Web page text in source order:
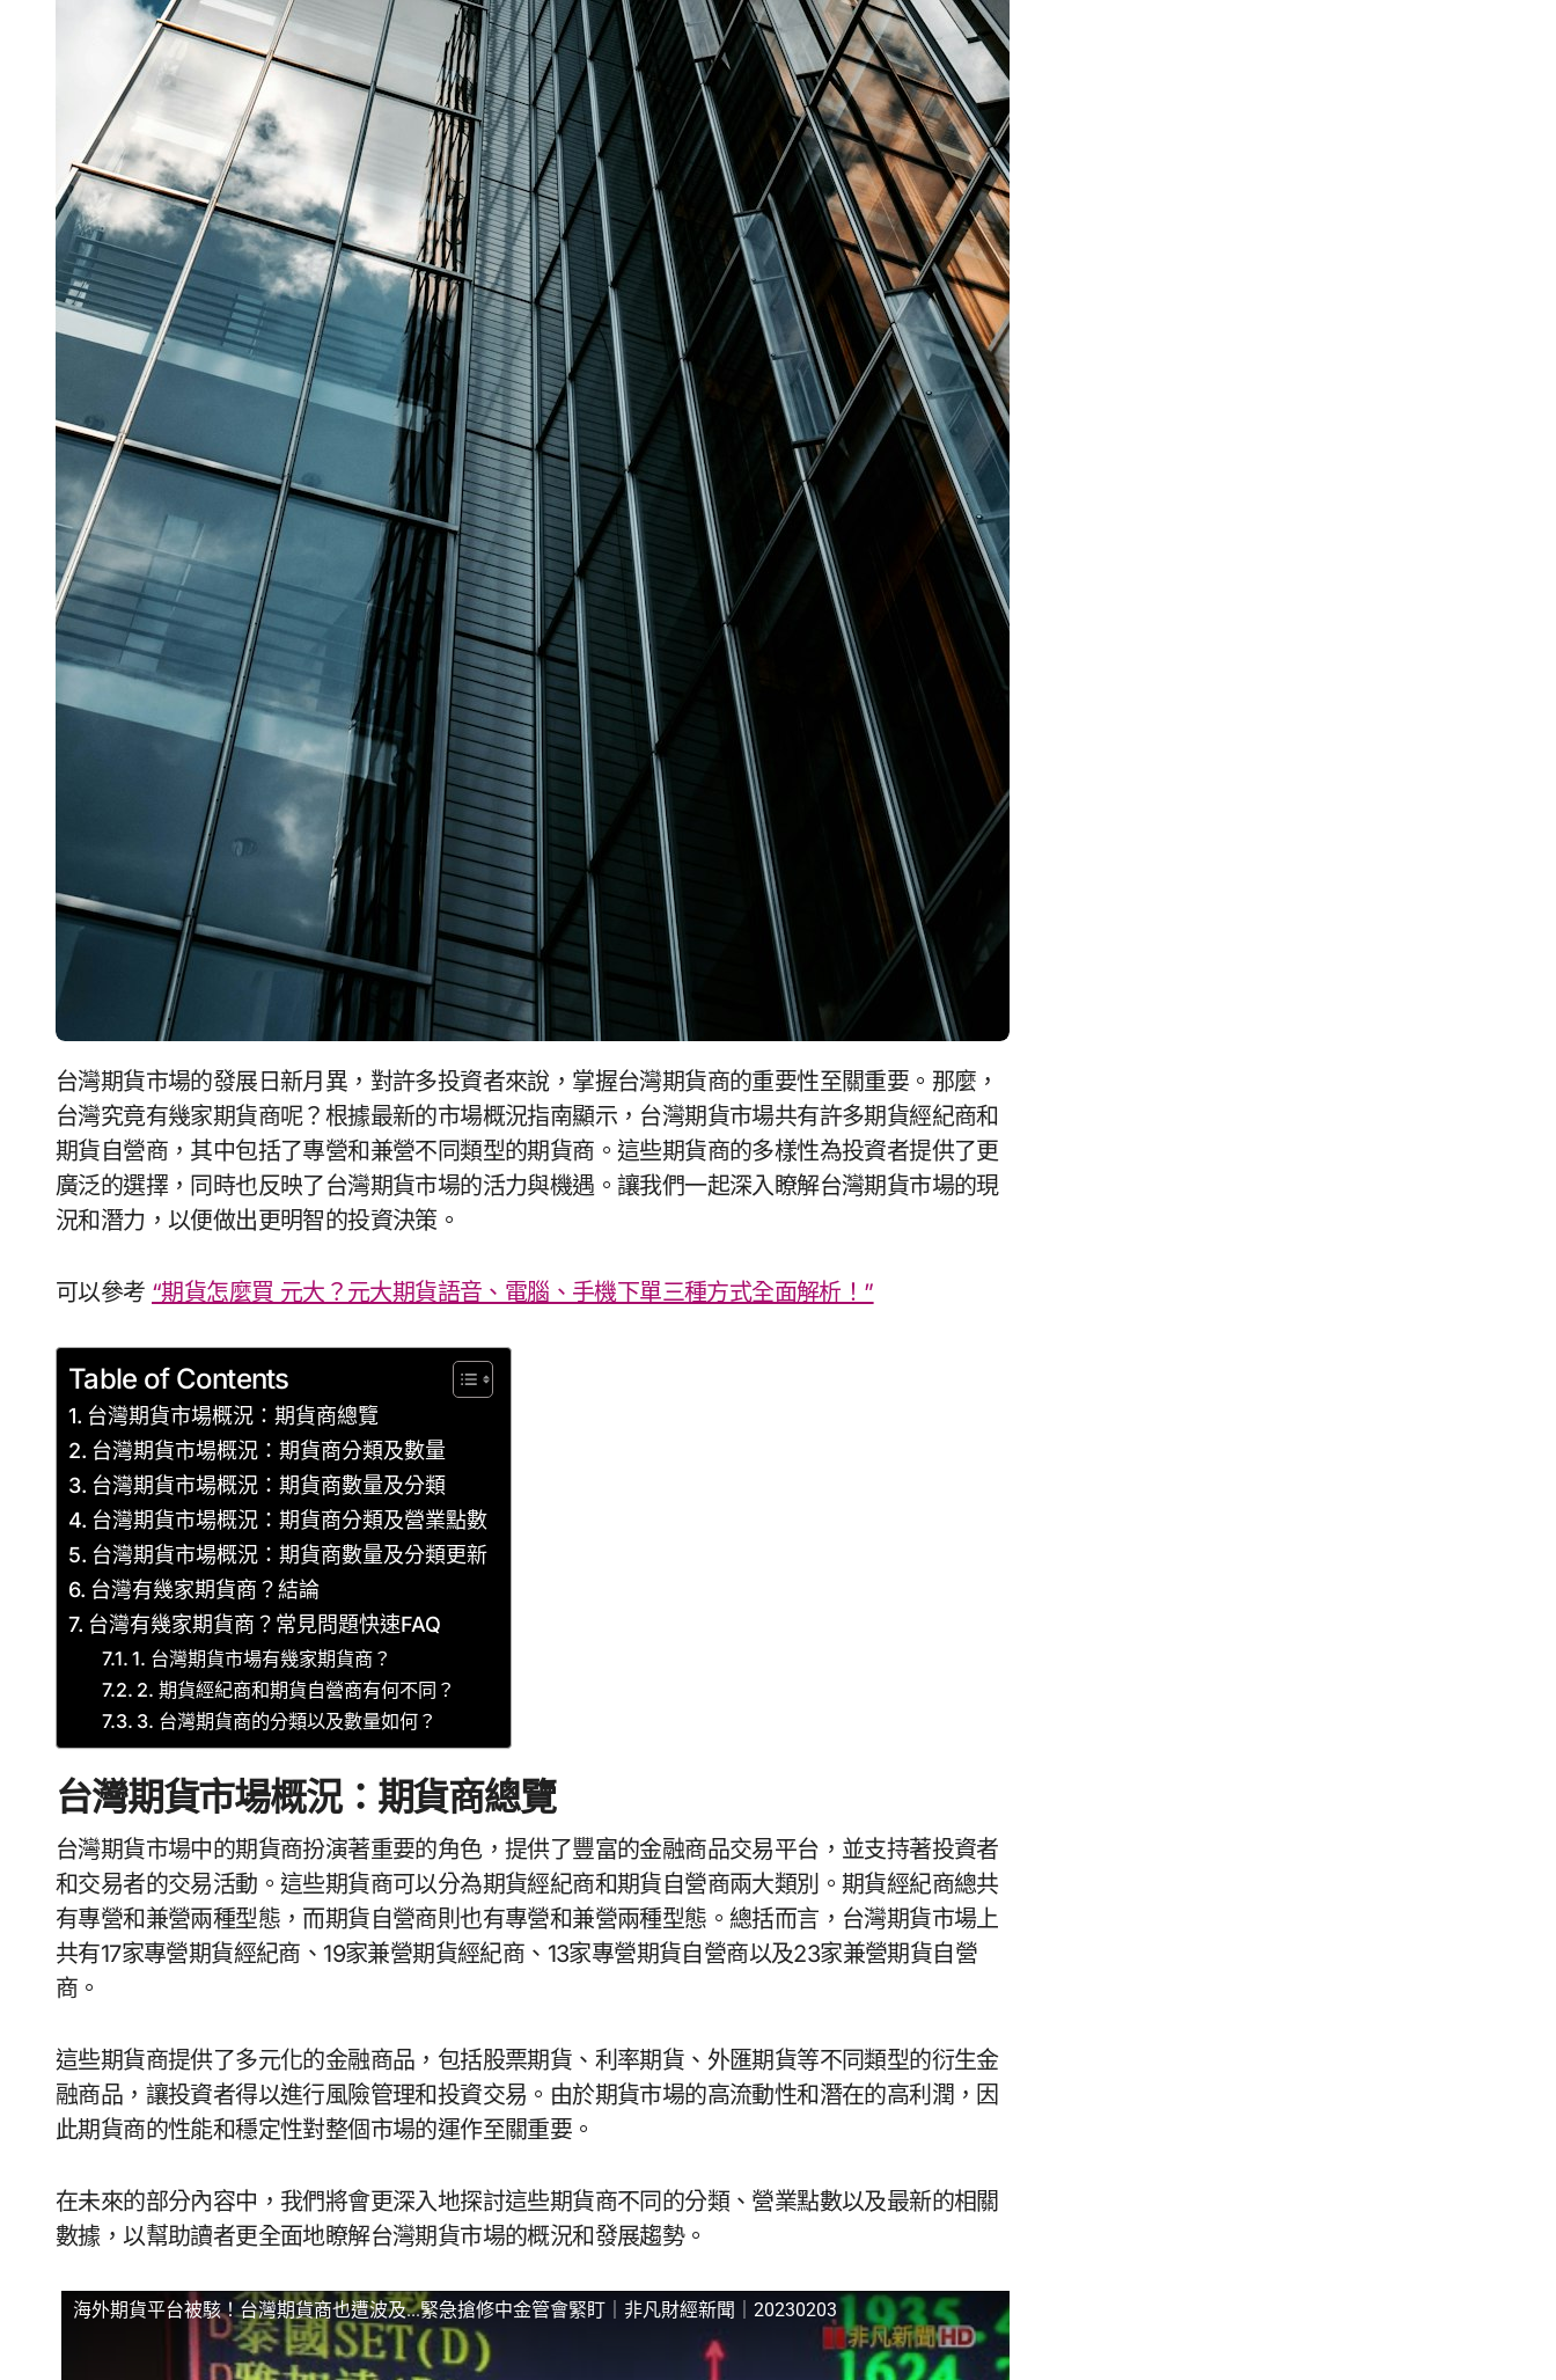
台灣期貨市場的發展日新月異，對許多投資者來說，掌握台灣期貨商的重要性至關重要。那麼，
台灣究竟有幾家期貨商呢？根據最新的市場概況指南顯示，台灣期貨市場共有許多期貨經紀商和
期貨自營商，其中包括了專營和兼營不同類型的期貨商。這些期貨商的多樣性為投資者提供了更
廣泛的選擇，同時也反映了台灣期貨市場的活力與機遇。讓我們一起深入瞭解台灣期貨市場的現
況和潛力，以便做出更明智的投資決策。
可以參考 “期貨怎麼買 元大？元大期貨語音、電腦、手機下單三種方式全面解析！”
Table of Contents
台灣期貨市場概況：期貨商總覽
台灣期貨市場概況：期貨商分類及數量
台灣期貨市場概況：期貨商數量及分類
台灣期貨市場概況：期貨商分類及營業點數
台灣期貨市場概況：期貨商數量及分類更新
台灣有幾家期貨商？結論
台灣有幾家期貨商？常見問題快速FAQ
1. 台灣期貨市場有幾家期貨商？
2. 期貨經紀商和期貨自營商有何不同？
3. 台灣期貨商的分類以及數量如何？
台灣期貨市場概況：期貨商總覽
台灣期貨市場中的期貨商扮演著重要的角色，提供了豐富的金融商品交易平台，並支持著投資者
和交易者的交易活動。這些期貨商可以分為期貨經紀商和期貨自營商兩大類別。期貨經紀商總共
有專營和兼營兩種型態，而期貨自營商則也有專營和兼營兩種型態。總括而言，台灣期貨市場上
共有17家專營期貨經紀商、19家兼營期貨經紀商、13家專營期貨自營商以及23家兼營期貨自營
商。
這些期貨商提供了多元化的金融商品，包括股票期貨、利率期貨、外匯期貨等不同類型的衍生金
融商品，讓投資者得以進行風險管理和投資交易。由於期貨市場的高流動性和潛在的高利潤，因
此期貨商的性能和穩定性對整個市場的運作至關重要。
在未來的部分內容中，我們將會更深入地探討這些期貨商不同的分類、營業點數以及最新的相關
數據，以幫助讀者更全面地瞭解台灣期貨市場的概況和發展趨勢。
海外期貨平台被駭！台灣期貨商也遭波及...緊急搶修中金管會緊盯｜非凡財經新聞｜20230203